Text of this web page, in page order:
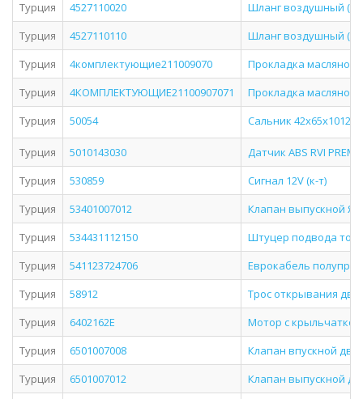
Турция 4527110020
Шланг воздушный
Турция
4527110110
Шланг воздушный
Турция
4комплектующие211009070
Прокладка
Турция
4КОМПЛЕКТУЮЩИЕ21100907071
Прокладка
Турция
50054 Сальник 42х65х1012
Турция 5010143030
Датчик ABS RVI
Турция
530859
Сигнал 12V (к-т)
Турция
53401007012
Клапан выпускной
Турция
534431112150
Штуцер подвода
Турция
541123724706
Еврокабель
Турция
58912
Трос открывания
Турция
6402162E
Мотор с крыльчаткой
Турция
6501007008
Клапан впускной
Турция
6501007012
Клапан выпускной